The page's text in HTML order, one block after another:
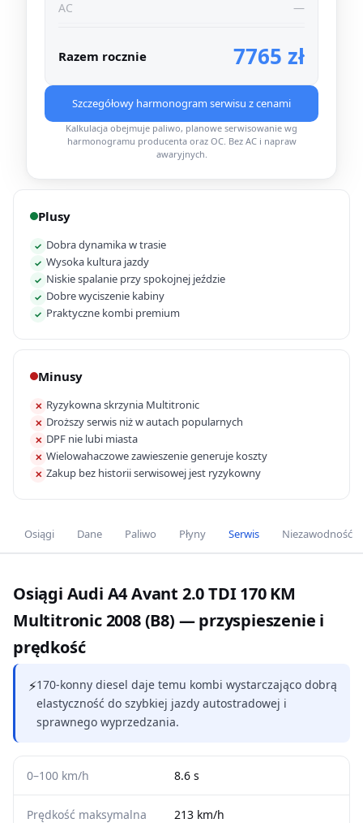
AC
—
Razem rocznie 7765 zł
Szczegółowy harmonogram serwisu z cenami
Kalkulacja obejmuje paliwo, planowe serwisowanie wg
harmonogramu producenta oraz OC. Bez AC i napraw
awaryjnych.
Plusy
✓ Dobra dynamika w trasie
✓ Wysoka kultura jazdy
✓ Niskie spalanie przy spokojnej jeździe
✓ Dobre wyciszenie kabiny
✓ Praktyczne kombi premium
Minusy
✕ Ryzykowna skrzynia Multitronic
✕ Droższy serwis niż w autach popularnych
✕ DPF nie lubi miasta
✕ Wielowahaczowe zawieszenie generuje koszty
✕ Zakup bez historii serwisowej jest ryzykowny
Osiągi Dane Paliwo Płyny Serwis Niezawodność
Osiągi Audi A4 Avant 2.0 TDI 170 KM
Multitronic 2008 (B8) — przyspieszenie i
prędkość
⚡170-konny diesel daje temu kombi wystarczająco dobrą
elastyczność do szybkiej jazdy autostradowej i
sprawnego wyprzedzania.
0–100 km/h 8.6 s
Prędkość maksymalna 213 km/h